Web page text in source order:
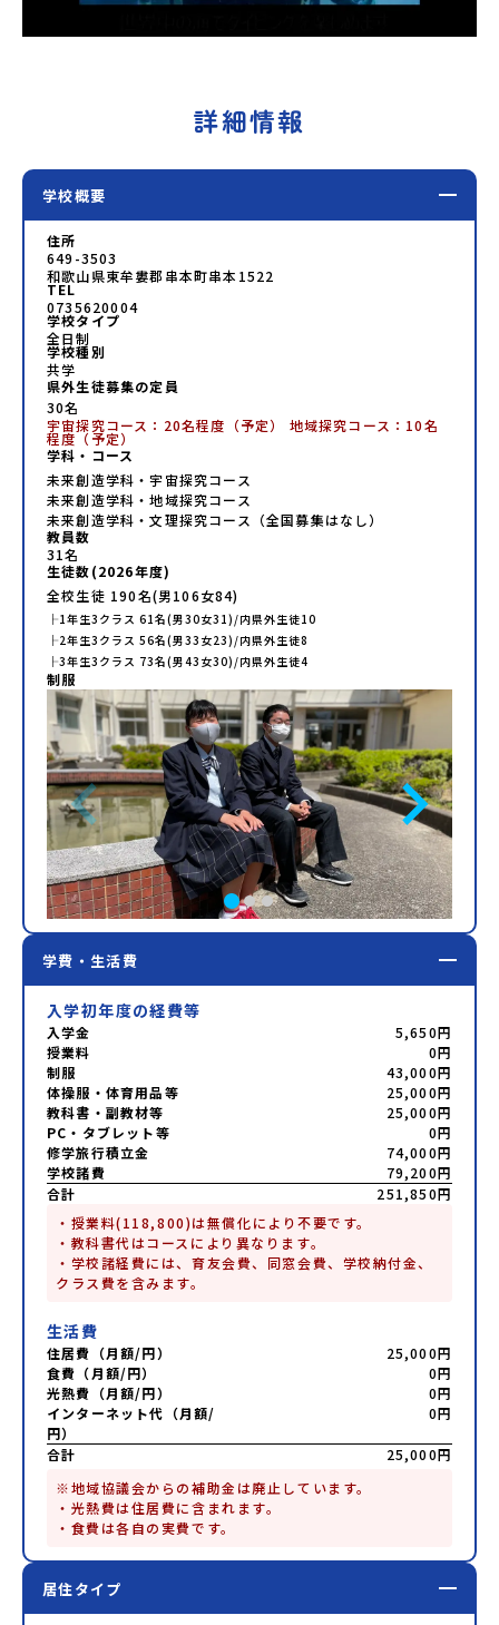
詳細情報
学校概要
住所
649-3503
和歌山県東牟婁郡串本町串本1522
TEL
0735620004
学校タイプ
全日制
学校種別
共学
県外生徒募集の定員
30名
宇宙探究コース：20名程度（予定） 地域探究コース：10名
程度（予定）
学科・コース
未来創造学科・宇宙探究コース
未来創造学科・地域探究コース
未来創造学科・文理探究コース（全国募集はなし）
教員数
31名
生徒数(2026年度)
全校生徒 190名(男106女84)
├1年生3 クラス 61名(男30女31)/内県外生徒10
├2年生3 クラス 56名(男33 女23)/内県外生徒8
├3年生3 クラス 73名(男43 女30)/内県外生徒4
制服
学費・生活費
入学初年度の経費等
入学金
5,650円
授業料
0円
制服
43,000円
体操服・体育用品等
25,000円
教科書・副教材等
25,000円
PC・タブレット等
0円
修学旅行積立金
74,000円
学校諸費
79,200円
合計
251,850円
・授業料(118,800)は無償化により不要です。
・教科書代はコースにより異なります。
・学校諸経費には、育友会費、同窓会費、学校納付金、
クラス費を含みます。
生活費
住居費（月額/円）
25,000円
食費（月額/円）
0円
光熱費（月額/円）
0円
インターネット代（月額/
円）
0円
合計
25,000円
※地域協議会からの補助金は廃止しています。
・光熱費は住居費に含まれます。
・食費は各自の実費です。
居住タイプ